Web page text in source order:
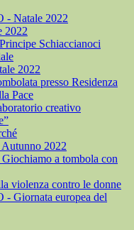
Natale 2022
2022
Schiaccianoci
2022
presso Residenza
Pace
creativo
2022
a tombola con
violenza contro le donne
Giornata europea del